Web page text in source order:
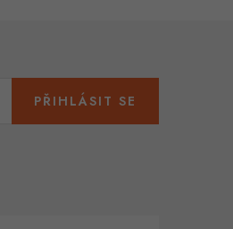
PŘIHLÁSIT SE